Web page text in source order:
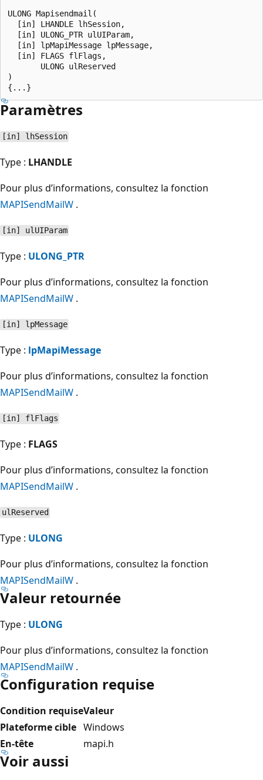
ULONG Mapisendmail(
  [in] LHANDLE lhSession,
  [in] ULONG_PTR ulUIParam,
  [in] lpMapiMessage lpMessage,
  [in] FLAGS flFlags,
       ULONG ulReserved
)
Paramètres
[in] lhSession
Type : LHANDLE
Pour plus d’informations, consultez la fonction
MAPISendMailW .
[in] ulUIParam
Type : ULONG_PTR
Pour plus d’informations, consultez la fonction
MAPISendMailW .
[in] lpMessage
Type : lpMapiMessage
Pour plus d’informations, consultez la fonction
MAPISendMailW .
[in] flFlags
Type : FLAGS
Pour plus d’informations, consultez la fonction
MAPISendMailW .
ulReserved
Type : ULONG
Pour plus d’informations, consultez la fonction
MAPISendMailW .
Valeur retournée
Type : ULONG
Pour plus d’informations, consultez la fonction
MAPISendMailW .
Configuration requise
Condition requiseValeur
Plateforme cible Windows
En-tête
mapi.h
Voir aussi